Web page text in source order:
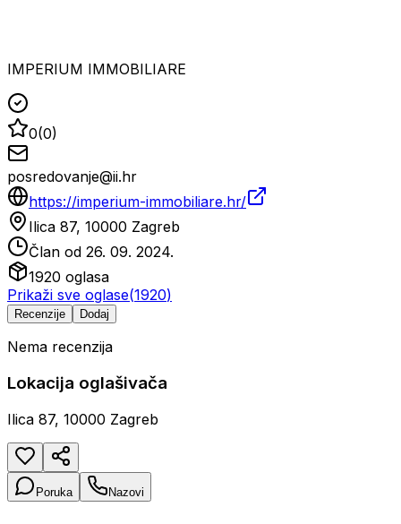
IMPERIUM IMMOBILIARE
0(0)
posredovanje@ii.hr
https://imperium-immobiliare.hr/
Ilica 87, 10000 Zagreb
Član od 26. 09. 2024.
1920 oglasa
Prikaži sve oglase(1920)
Recenzije Dodaj
Nema recenzija
Lokacija oglašivača
Ilica 87, 10000 Zagreb
Poruka Nazovi